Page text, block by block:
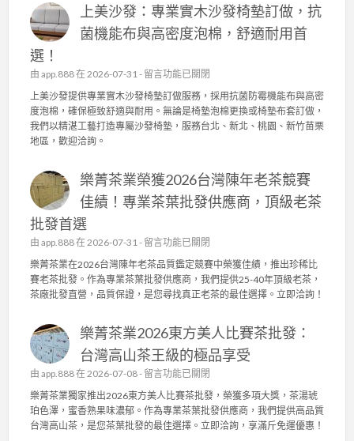
持
茶
日
常
管
理
，
頂
級
茶
發
供
應
商
專
業
實
沙
椅
墊
訂
高
密
度
棉
、
機
能
布
打
造
舒
適
用
，
輕
上美沙發：專業實木沙發椅墊訂做，抗
菌機能布與高密度泡棉，舒適耐用首
選！
由 app.888在 2026-07-31 - 在
〈
上
美
沙
專
業
實
沙
椅
墊
訂
，
菌
機
能
布
與
高
留言功能已關閉
上美沙發提供專業實木沙發椅墊訂做服務，採用抗菌防霉機能布與高密
度泡棉，確保極致舒適與耐用。無論是椅墊泡棉更換或椅墊布套訂做，
我們以精湛工藝打造專屬沙發椅墊，服務台北、新北、桃園、新竹苗栗
地區，歡迎洽詢。
樂菁茶業榮獲2026台灣陳年老茶競賽
佳績！專業茶葉批發供應商，頂級老茶
批發首選
由 app.888在 2026-07-31 - 在
〈
樂
菁
茶
榮
獲
2
0
2
6
台
留言功能已關閉
樂菁茶業在2026台灣陳年老茶品質鑑定競賽中榮獲佳績，推出珍稀比
賽老茶批發。作為專業茶葉批發供應商，我們提供25-40年頂級老茶，
茶廠批發直營，品質保證，是您尋找真正老茶的最佳選擇。立即洽詢！
樂菁茶業2026東方美人比賽茶批發：
台灣高山茶王級的極品享受
由 app.888在 2026-07-08 - 在
〈
樂
菁
茶
留言功能已關閉
樂菁茶業獨家推出2026東方美人比賽茶批發，榮獲多項大獎，茶湯琥
珀色澤，蜜香熟果味濃郁。作為專業茶葉批發供應商，我們提供高品質
台灣高山茶，是您茶葉批發的最佳選擇。立即洽詢，享滿斤免運優惠！